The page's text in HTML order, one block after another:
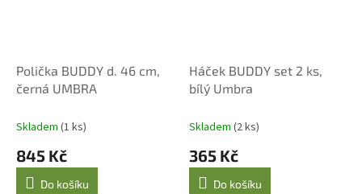
Polička BUDDY d. 46 cm,
černá UMBRA
Skladem (1 ks)
845 Kč
Do košíku
Háček BUDDY set 2 ks,
bílý Umbra
Skladem (2 ks)
365 Kč
Do košíku